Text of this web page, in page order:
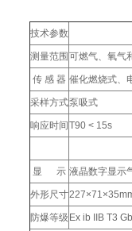
技术参数
测量范围 可燃气、氧气
传 感 器 催化燃烧式、
采样方式泵吸式
响应时间 T90 < 15s
显 示 液晶数字显示
外形尺寸
防爆等级 Ex ib IIB T3 Gb